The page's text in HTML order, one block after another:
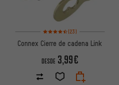
Valoración media: 4,5 de 5
(23)
Connex Cierre de cadena Link
DESDE 3,99€